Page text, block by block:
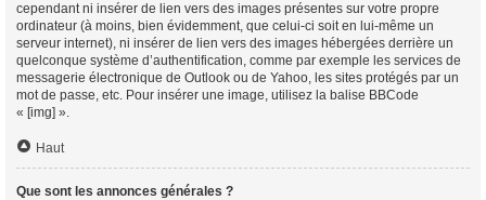
cependant ni insérer de lien vers des images présentes sur votre propre
ordinateur (à moins, bien évidemment, que celui-ci soit en lui-même un
serveur internet), ni insérer de lien vers des images hébergées derrière un
quelconque système d’authentification, comme par exemple les services de
messagerie électronique de Outlook ou de Yahoo, les sites protégés par un
mot de passe, etc. Pour insérer une image, utilisez la balise BBCode
« [img] ».
Haut
Que sont les annonces générales ?